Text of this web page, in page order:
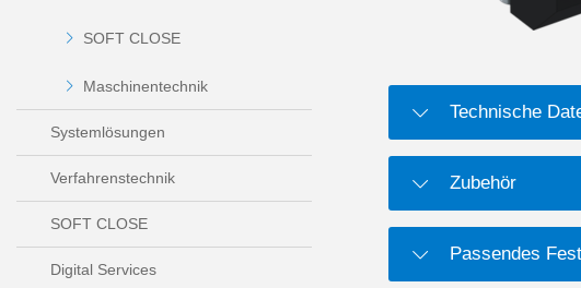
SOFT CLOSE
Maschinentechnik
Systemlösungen
Verfahrenstechnik
SOFT CLOSE
Digital Services
Technische
Zubehör
Passendes